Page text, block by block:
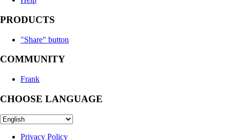
PRODUCTS
"Share" button
COMMUNITY
Frank
CHOOSE LANGUAGE
Privacy Policy